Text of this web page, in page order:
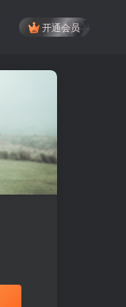
开通会员